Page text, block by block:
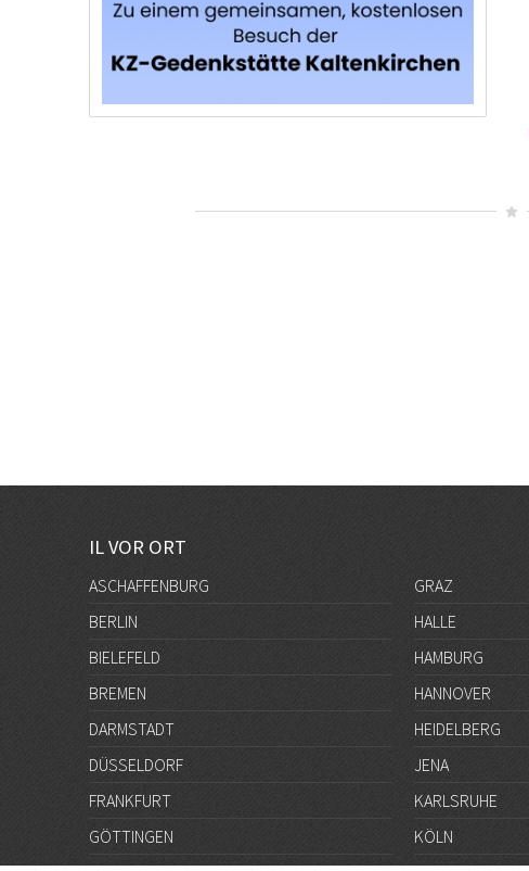
IL VOR ORT
ASCHAFFENBURG
BERLIN
BIELEFELD
BREMEN
DARMSTADT
DÜSSELDORF
FRANKFURT
GÖTTINGEN
GRAZ
HALLE
HAMBURG
HANNOVER
HEIDELBERG
JENA
KARLSRUHE
KÖLN